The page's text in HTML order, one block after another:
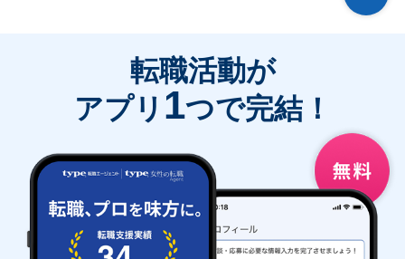
転職活動が
アプリ 1つで完結！